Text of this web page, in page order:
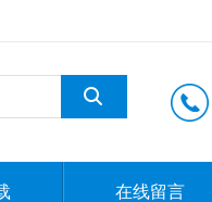
在线留言